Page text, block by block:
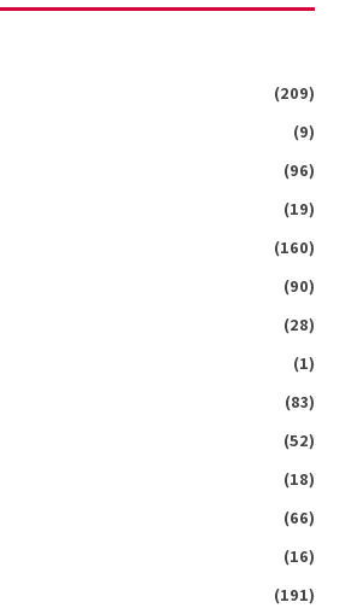
(209)
(9)
(96)
(19)
(160)
(90)
(28)
(1)
(83)
(52)
(18)
(66)
(16)
(191)